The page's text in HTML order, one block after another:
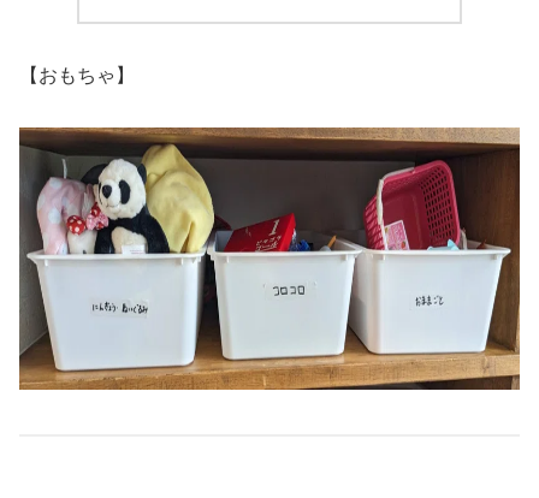
【おもちゃ】